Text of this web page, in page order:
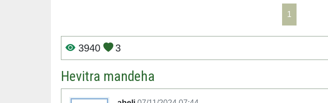
1
3940 3
Hevitra mandeha